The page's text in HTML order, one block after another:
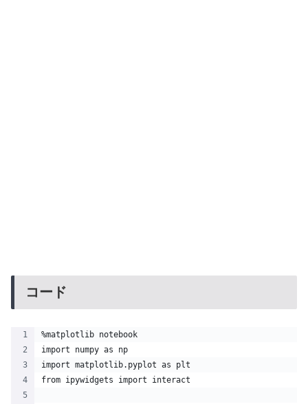
コード
%matplotlib notebook
import numpy as np
import matplotlib.pyplot as plt
from ipywidgets import interact